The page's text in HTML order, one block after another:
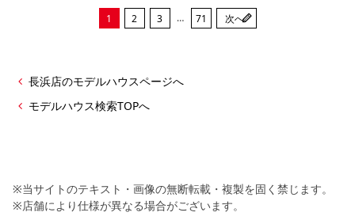
1 2 3 … 71 次へ
長浜店のモデルハウスページへ
モデルハウス検索TOPへ
※当サイトのテキスト・画像の無断転載・複製を固く禁じます。
※店舗により仕様が異なる場合がございます。